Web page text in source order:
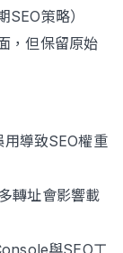
策略）
，但保留原始
導致SEO權重
轉址會影響載